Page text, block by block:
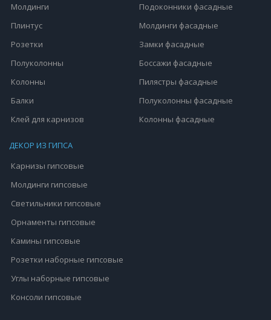
Молдинги
Плинтус
Розетки
Полуколонны
Колонны
Балки
Клей для карнизов
Подоконники фасадные
Молдинги фасадные
Замки фасадные
Боссажи фасадные
Пилястры фасадные
Полуколонны фасадные
Колонны фасадные
ДЕКОР ИЗ ГИПСА
Карнизы гипсовые
Молдинги гипсовые
Светильники гипсовые
Орнаменты гипсовые
Камины гипсовые
Розетки наборные гипсовые
Углы наборные гипсовые
Консоли гипсовые